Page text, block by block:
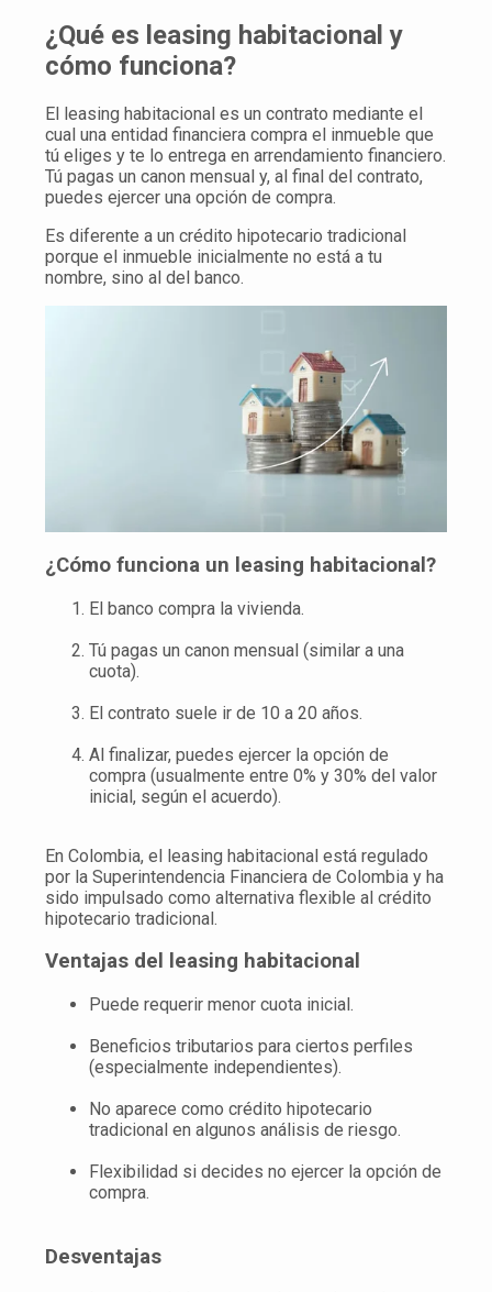
¿Qué es leasing habitacional y
cómo funciona?
El leasing habitacional es un contrato mediante el
cual una entidad financiera compra el inmueble que
tú eliges y te lo entrega en arrendamiento financiero.
Tú pagas un canon mensual y, al final del contrato,
puedes ejercer una opción de compra.
Es diferente a un crédito hipotecario tradicional
porque el inmueble inicialmente no está a tu
nombre, sino al del banco.
¿Cómo funciona un leasing habitacional?
El banco compra la vivienda.
Tú pagas un canon mensual (similar a una
cuota).
El contrato suele ir de 10 a 20 años.
Al finalizar, puedes ejercer la opción de
compra (usualmente entre 0% y 30% del valor
inicial, según el acuerdo).
En Colombia, el leasing habitacional está regulado
por la Superintendencia Financiera de Colombia y ha
sido impulsado como alternativa flexible al crédito
hipotecario tradicional.
Ventajas del leasing habitacional
Puede requerir menor cuota inicial.
Beneficios tributarios para ciertos perfiles
(especialmente independientes).
No aparece como crédito hipotecario
tradicional en algunos análisis de riesgo.
Flexibilidad si decides no ejercer la opción de
compra.
Desventajas